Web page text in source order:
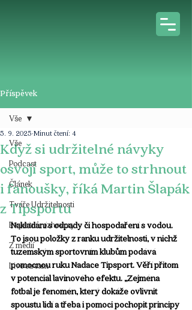
Příspěvek
Vše
Podcast
Článek
Tváře Udržitelnosti
Expertní rozhovory
Z médií
Live stream
Vše
Když si udržitelné návyky
osvojí sport, může to strhnout
i fanoušky, říká Martin Šlapák
z Tipsportu
5. 9. 2025 Minut čtení: 4
Nakládání s odpady či hospodaření s vodou.
To jsou položky z ranku udržitelnosti, v nichž
tuzemským sportovním klubům podává
pomocnou ruku Nadace Tipsport. Věří přitom
v potenciál lavinového efektu. „Zejména
fotbal je fenomén, který dokáže ovlivnit
spoustu lidí a třeba i pomoci pochopit principy